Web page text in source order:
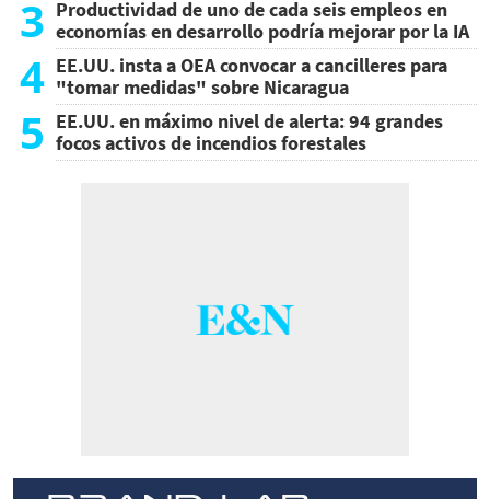
3 Productividad de uno de cada seis empleos en
economías en desarrollo podría mejorar por la IA
4 EE.UU. insta a OEA convocar a cancilleres para
"tomar medidas" sobre Nicaragua
5 EE.UU. en máximo nivel de alerta: 94 grandes
focos activos de incendios forestales